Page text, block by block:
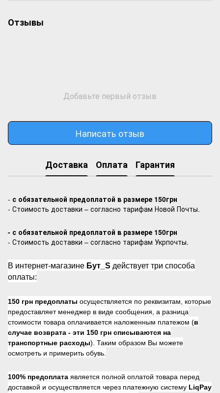
Отзывы
Добавьте первый отзыв
Написать отзыв
Доставка Оплата Гарантия
- с обязательной предоплатой в размере 150грн
- Стоимость доставки – согласно тарифам Новой Почты.
- с обязательной предоплатой в размере 150грн
- Стоимость доставки – согласно тарифам Укрпочты.
В интернет-магазине Бут_S действует три способа
оплаты:
150 грн предоплаты осуществляется по реквизитам, которые
предоставляет менеджер в виде сообщения, а разница
стоимости товара оплачивается наложенным платежом (в
случае возврата - эти 150 грн списываются на
транспортные расходы). Таким образом Вы можете
осмотреть и примерить обувь.
100% предоплата является полной оплатой товара перед
доставкой и осуществляется через платежную систему LiqPay